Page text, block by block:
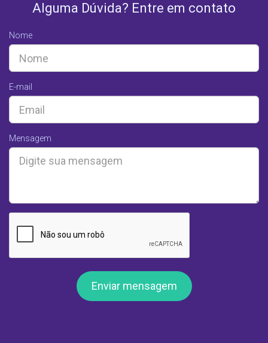
Alguma Dúvida? Entre em contato
Nome
E-mail
Mensagem
Enviar mensagem